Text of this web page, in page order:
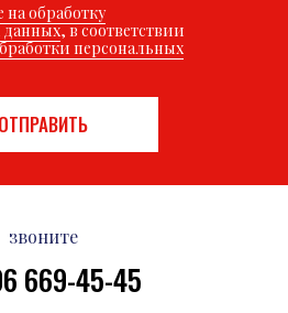
на обработку
данных, в соответствии
персональных
ОТПРАВИТЬ
звоните
669-45-45